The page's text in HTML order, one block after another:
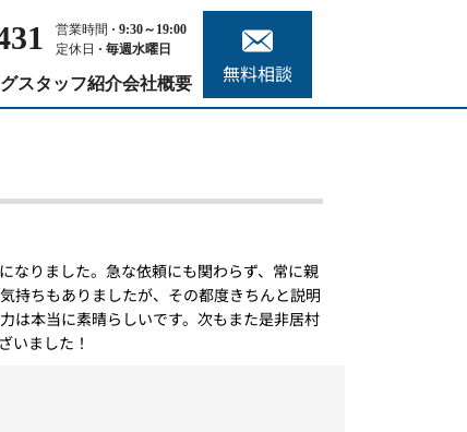
営業時間
9:30～19:00
定休日
毎週水曜日
スタッフ紹介会社概要 無料相談
なりました。急な依頼にも関わらず、常に親
持ちもありましたが、その都度きちんと説明
は本当に素晴らしいです。次もまた是非居村
いました！